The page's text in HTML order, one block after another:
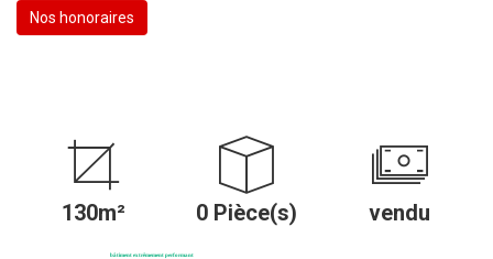
Nos honoraires
130m² 0 Pièce(s) vendu